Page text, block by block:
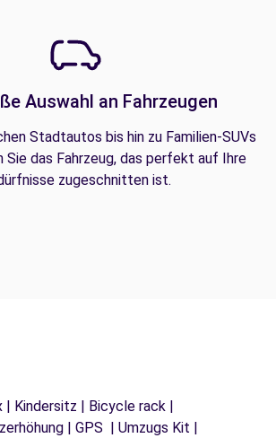
Auswahl an Fahrzeugen
Stadtautos bis hin zu Familien-SUVs
Sie das Fahrzeug, das perfekt auf Ihre
zugeschnitten ist.
| Kindersitz | Bicycle rack |
| GPS | Umzugs Kit |